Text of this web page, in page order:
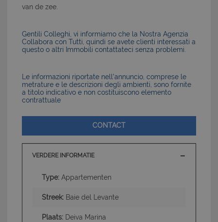
van de zee.
Gentili Colleghi, vi informiamo che la Nostra Agenzia
Collabora con Tutti, quindi se avete clienti interessati a
questo o altri Immobili contattateci senza problemi.
Le informazioni riportate nell’annuncio, comprese le
metrature e le descrizioni degli ambienti, sono fornite
a titolo indicativo e non costituiscono elemento
contrattuale
CONTACT
VERDERE INFORMATIE
Type: Appartementen
Streek: Baie del Levante
Plaats: Deiva Marina